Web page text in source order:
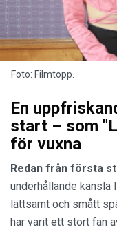
Foto: Filmtopp.
En
start – som
för vuxna
Redan från första
underhållande känsla
lättsamt och smått
har varit ett stort fan